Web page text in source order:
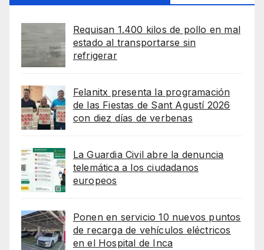
Requisan 1.400 kilos de pollo en mal
estado al transportarse sin
refrigerar
Felanitx presenta la programación
de las Fiestas de Sant Agustí 2026
con diez días de verbenas
La Guardia Civil abre la denuncia
telemática a los ciudadanos
europeos
Ponen en servicio 10 nuevos puntos
de recarga de vehículos eléctricos
en el Hospital de Inca